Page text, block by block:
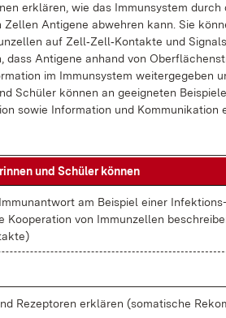
er­klä­ren, wie das Im­mun­sys­tem
An­ti­ge­ne ab­weh­ren kann. Sie
auf Zel­l‑Zel­l‑Kon­tak­te und
dass An­ti­ge­ne an­hand von
im Im­mun­sys­tem wei­ter­ge­ge­ben
Schü­ler kön­nen an ge­eig­ne­ten
so­wie In­for­ma­ti­on und Kom­mu­ni­ka­ti­on
und Schü­ler kön­nen
am Bei­spiel ei­ner In­fek­ti­ons­
Ko­ope­ra­ti­on von Immun­zel­len
Re­zep­to­ren er­klä­ren (so­ma­ti­sche